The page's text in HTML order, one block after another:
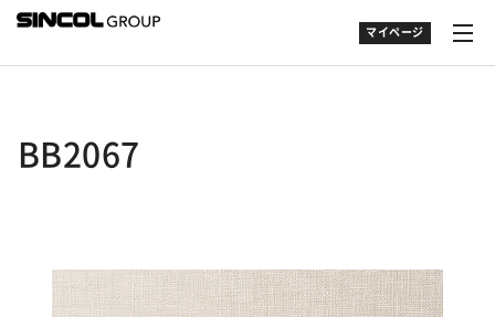
マイページ
BB2067